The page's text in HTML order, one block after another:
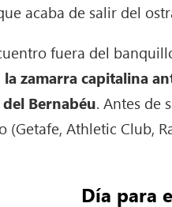
acaba de salir del
fuera del
zamarra capitalina
Bernabéu. Antes de
Athletic Club,
Día para